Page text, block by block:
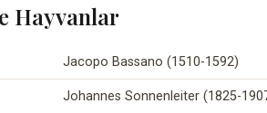
Hayvanlar
Jacopo Bassano (1510-1592)
Johannes Sonnenleiter (1825-